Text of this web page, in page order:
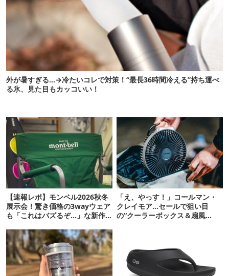
外が暑すぎる…→冷たいコレで対策！“最長36時間冷える”持ち運べ
る氷、見た目もカッコいい！
【速報レポ】モンベル2026秋冬
展示会！驚き価格の3wayウェア
も「これはバズるぞ…」な新作
「え、やっす！」コールマン・
クレイモア…セールで狙い目
の“クーラーボックス＆扇風